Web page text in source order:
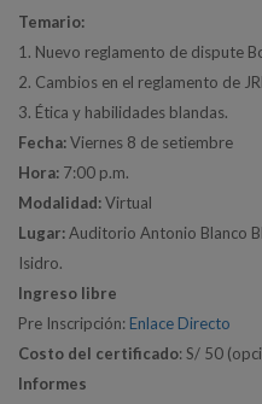
Temario:
1. Nuevo reglamento de dispute
2. Cambios en el reglamento de
3. Ética y habilidades blandas.
Fecha:Viernes 8 de setiembre
Hora: 7:00 p.m.
Modalidad:Virtual
Lugar:Auditorio Antonio Blanco
Isidro.
Ingreso libre
Pre Inscripción: Enlace Directo
Costo del certificado: S/ 50
Informes